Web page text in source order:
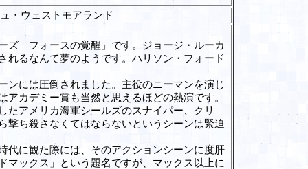
・ウェストモアランド
ズ フォースの覚醒」です。ジョージ・ルーカ
れるなんて夢のようです。ハリソン・フォード
には圧倒されました。主役のニーマンを演じ
カデミー賞も当然と思えるほどの熱演です。
アメリカ海軍シールズのスナイパー、クリ
撃ち殺さなくてはならないというシーンは緊迫
に観た際には、そのアクションシーンに度肝
マックス」という題名ですが、マックス以上に